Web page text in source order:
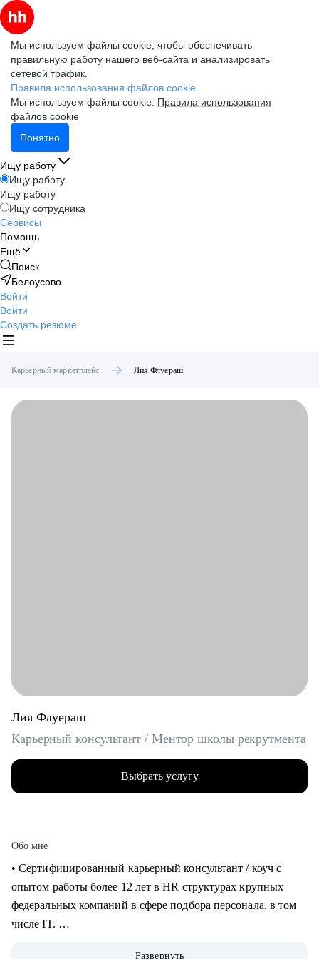
Мы используем файлы cookie, чтобы обеспечивать
правильную работу нашего веб-сайта и анализировать
сетевой трафик.
Правила использования файлов cookie
Мы используем файлы cookie. Правила использования
файлов cookie
Понятно
Ищу работу
Ищу работу
Ищу работу
Ищу сотрудника
Сервисы
Помощь
Ещё
Поиск
Белоусово
Войти
Войти
Создать резюме
Карьерный маркетплейс Лия Флуераш
Лия Флуераш
Карьерный консультант / Ментор школы рекрутмента
Выбрать услугу
Обо мне
• Сертифицированный карьерный консультант / коуч с
опытом работы более 12 лет в HR структурах крупных
федеральных компаний в сфере подбора персонала, в том
числе IT.
Развернуть